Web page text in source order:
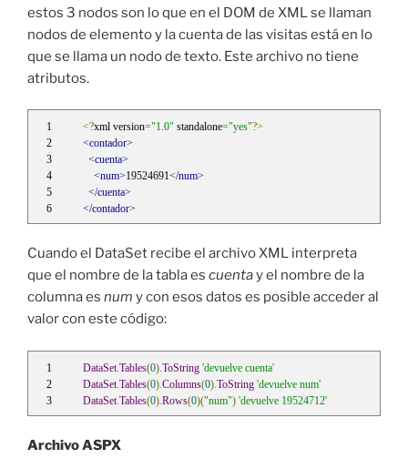
estos 3 nodos son lo que en el DOM de XML se llaman
nodos de elemento y la cuenta de las visitas está en lo
que se llama un nodo de texto. Este archivo no tiene
atributos.
<?xml version="1.0" standalone="yes"?>
<contador>
<cuenta>
<num>19524691</num>
</cuenta>
</contador>
Cuando el DataSet recibe el archivo XML interpreta
que el nombre de la tabla es cuentay el nombre de la
columna es num y con esos datos es posible acceder al
valor con este código:
DataSet Tables(0). ToString 'devuelve cuenta'
DataSet Tables(0). Columns(0). ToString 'devuelve num'
DataSet Tables(0). Rows(0)("num") 'devuelve 19524712'
Archivo ASPX